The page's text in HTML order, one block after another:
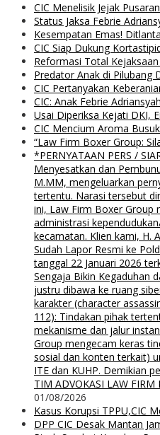
CIC Menelisik Jejak
Status Jaksa Febrie
Kesempatan Emas!
CIC Siap Dukung
Reformasi Total
Predator Anak di Pilubang
CIC Pertanyakan
CIC: Anak Febrie
Usai Diperiksa Kejati DKI,
CIC Mencium Aroma
“Law Firm Boxer Group:
*PERNYATAAN PERS /
Menyesatkan dan
M.MM, mengeluarkan
tertentu. Narasi tersebut
ini, Law Firm Boxer Group
administrasi
kecamatan. Klien kami, H.
Sudah Lapor Resmi ke
tanggal 22 Januari 2026
Sengaja Bikin Kegaduhan
justru dibawa ke ruang
karakter (character
112): Tindakan pihak
mekanisme dan jalur
Group mengecam keras
sosial dan konten terkait)
ITE dan KUHP. Demikian
TIM ADVOKASI LAW
01/08/2026
Kasus Korupsi TPPU,CIC
DPP CIC Desak Mantan